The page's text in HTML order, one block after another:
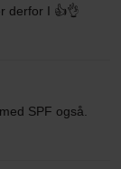
derfor I 👍👌
SPF også.